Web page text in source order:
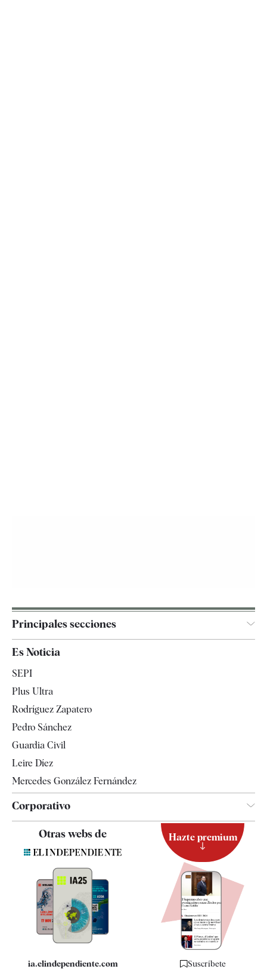
Principales secciones
Televisión
Es Noticia
SEPI
Plus Ultra
Rodríguez Zapatero
Pedro Sánchez
Guardia Civil
Leire Díez
Mercedes González Fernández
Corporativo
Quiénes somos
Especificaciones
Otras webs de
ia.elindependiente.com
Hazte premium
Suscríbete